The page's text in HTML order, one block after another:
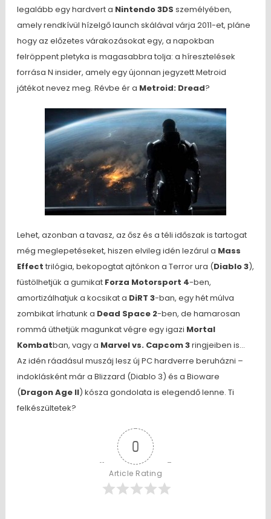
legalább egy hardvert a Nintendo 3DS személyében,
amely rendkívül hízelgő launch skálával várja 2011-et, pláne
hogy az előzetes várakozásokat egy, a napokban
felröppent pletyka is magasabbra tolja: a híresztelések
forrása N insider, amely egy újonnan jegyzett Metroid
játékot nevez meg. Révbe ér a Metroid: Dread?
Lehet, azonban a tavasz, az ősz és a téli időszak is tartogat
még meglepetéseket, hiszen elvileg idén lezárul a Mass
Effect trilógia, bekopogtat ajtónkon a Terror ura (Diablo 3),
füstölhetjük a gumikat Forza Motorsport 4-ben,
amortizálhatjuk a kocsikat a DiRT 3-ban, egy hét múlva
zombikat írhatunk a Dead Space 2-ben, de hamarosan
rommá üthetjük magunkat végre egy igazi Mortal
Kombatban, vagy a Marvel vs. Capcom 3ringjeiben is…
Az idén ráadásul muszáj lesz új PC hardverre beruházni –
indoklásként már a Blizzard (Diablo 3) és a Bioware
(Dragon Age II) kósza gondolata is elegendő lenne. Ti
felkészültetek?
0
Article Rating